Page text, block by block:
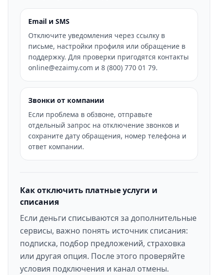
Email и SMS
Отключите уведомления через ссылку в
письме, настройки профиля или обращение в
поддержку. Для проверки пригодятся контакты
online@ezaimy.com и 8 (800) 770 01 79.
Звонки от компании
Если проблема в обзвоне, отправьте
отдельный запрос на отключение звонков и
сохраните дату обращения, номер телефона и
ответ компании.
Как отключить платные услуги и
списания
Если деньги списываются за дополнительные
сервисы, важно понять источник списания:
подписка, подбор предложений, страховка
или другая опция. После этого проверяйте
условия подключения и канал отмены.